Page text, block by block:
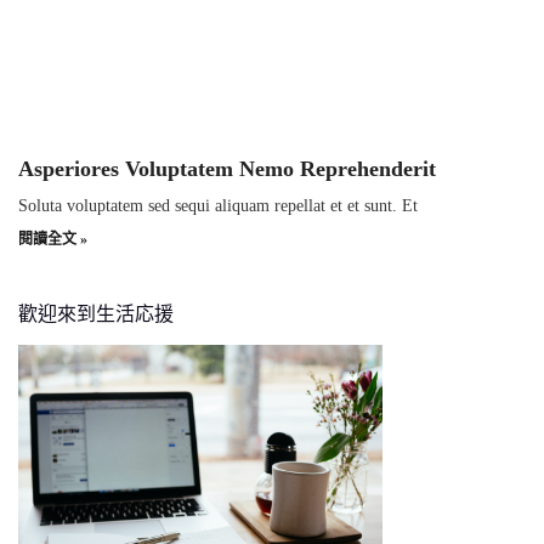
Asperiores Voluptatem Nemo Reprehenderit
Soluta voluptatem sed sequi aliquam repellat et et sunt. Et
閱讀全文 »
歡迎來到生活応援